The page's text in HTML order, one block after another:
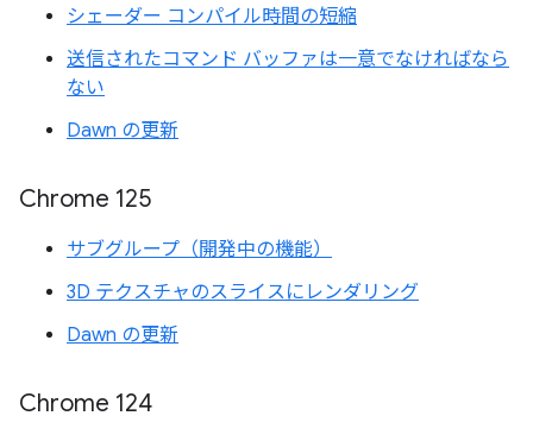
シェーダー コンパイル時間の短縮
送信されたコマンド バッファは一意でなければなら
ない
Dawn の更新
Chrome 125
サブグループ（開発中の機能）
3D テクスチャのスライスにレンダリング
Dawn の更新
Chrome 124